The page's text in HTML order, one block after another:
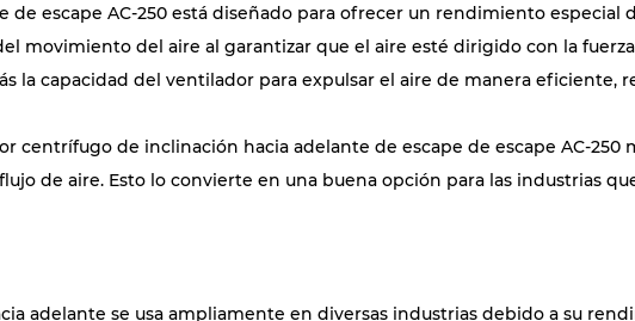
escape AC-250 está diseñado para ofrecer un rendimiento especial
movimiento del aire al garantizar que el aire esté dirigido con la
la capacidad del ventilador para expulsar el aire de manera eficiente,
centrífugo de inclinación hacia adelante de escape de escape AC-250
de aire. Esto lo convierte en una buena opción para las industrias
adelante se usa ampliamente en diversas industrias debido a su